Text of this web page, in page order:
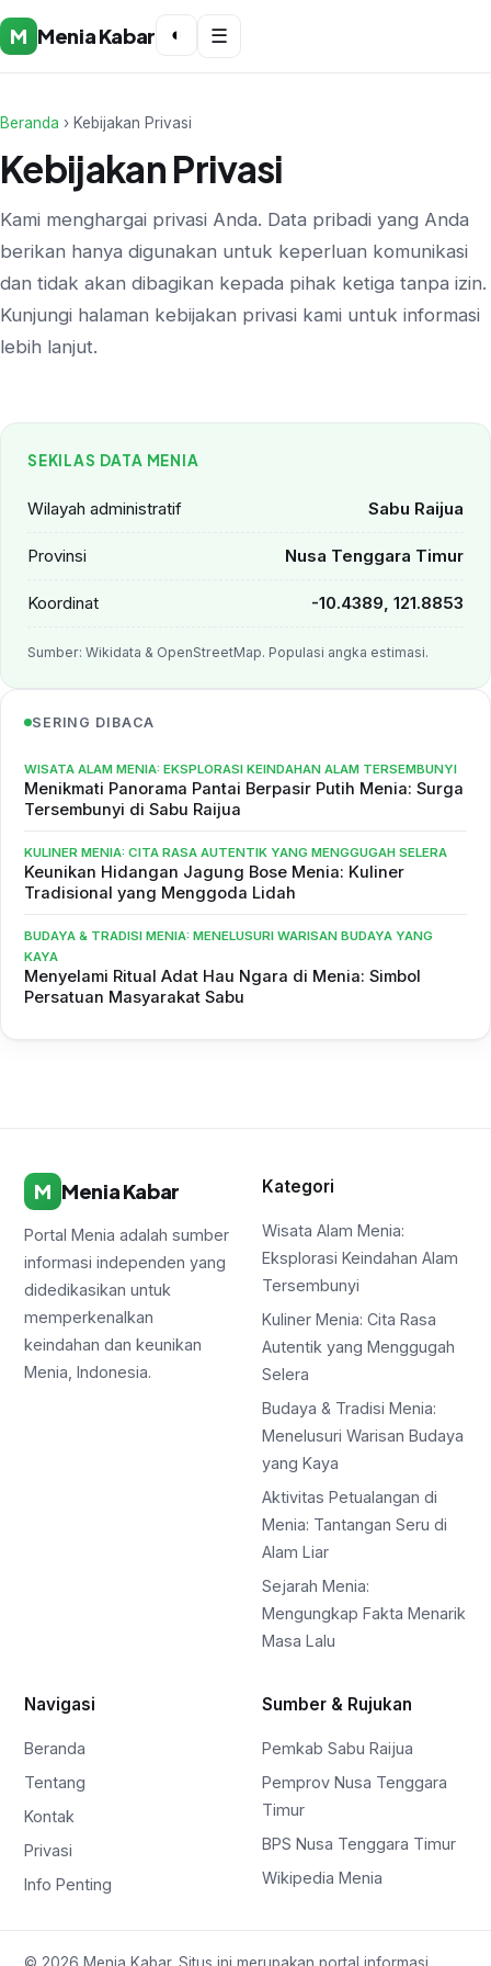
M Menia Kabar ◐ ☰
Beranda › Kebijakan Privasi
Kebijakan Privasi
Kami menghargai privasi Anda. Data pribadi yang Anda
berikan hanya digunakan untuk keperluan komunikasi
dan tidak akan dibagikan kepada pihak ketiga tanpa izin.
Kunjungi halaman kebijakan privasi kami untuk informasi
lebih lanjut.
SEKILAS DATA MENIA
Wilayah administratif Sabu Raijua
Provinsi Nusa Tenggara Timur
Koordinat -10.4389, 121.8853
Sumber: Wikidata & OpenStreetMap. Populasi angka estimasi.
SERING DIBACA
WISATA ALAM MENIA: EKSPLORASI KEINDAHAN ALAM TERSEMBUNYI
Menikmati Panorama Pantai Berpasir Putih Menia: Surga
Tersembunyi di Sabu Raijua
KULINER MENIA: CITA RASA AUTENTIK YANG MENGGUGAH SELERA
Keunikan Hidangan Jagung Bose Menia: Kuliner
Tradisional yang Menggoda Lidah
BUDAYA & TRADISI MENIA: MENELUSURI WARISAN BUDAYA YANG
KAYA
Menyelami Ritual Adat Hau Ngara di Menia: Simbol
Persatuan Masyarakat Sabu
M Menia Kabar
Portal Menia adalah sumber
informasi independen yang
didedikasikan untuk
memperkenalkan
keindahan dan keunikan
Menia, Indonesia.
Kategori
Wisata Alam Menia:
Eksplorasi Keindahan Alam
Tersembunyi
Kuliner Menia: Cita Rasa
Autentik yang Menggugah
Selera
Budaya & Tradisi Menia:
Menelusuri Warisan Budaya
yang Kaya
Aktivitas Petualangan di
Menia: Tantangan Seru di
Alam Liar
Sejarah Menia:
Mengungkap Fakta Menarik
Masa Lalu
Navigasi
Beranda
Tentang
Kontak
Privasi
Info Penting
Sumber & Rujukan
Pemkab Sabu Raijua
Pemprov Nusa Tenggara
Timur
BPS Nusa Tenggara Timur
Wikipedia Menia